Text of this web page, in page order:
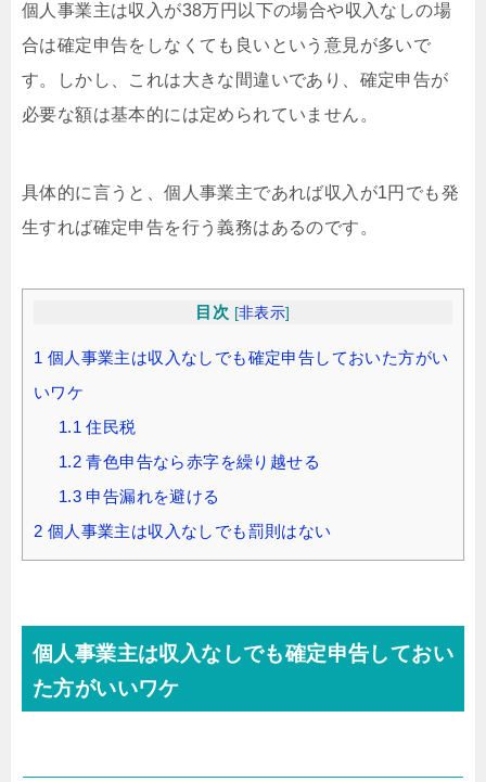
個人事業主は収入が38万円以下の場合や収入なしの場
合は確定申告をしなくても良いという意見が多いで
す。しかし、これは大きな間違いであり、確定申告が
必要な額は基本的には定められていません。
具体的に言うと、個人事業主であれば収入が1円でも発
生すれば確定申告を行う義務はあるのです。
目次 [非表示]
1 個人事業主は収入なしでも確定申告しておいた方がい
いワケ
1.1 住民税
1.2 青色申告なら赤字を繰り越せる
1.3 申告漏れを避ける
2 個人事業主は収入なしでも罰則はない
個人事業主は収入なしでも確定申告しておい
た方がいいワケ